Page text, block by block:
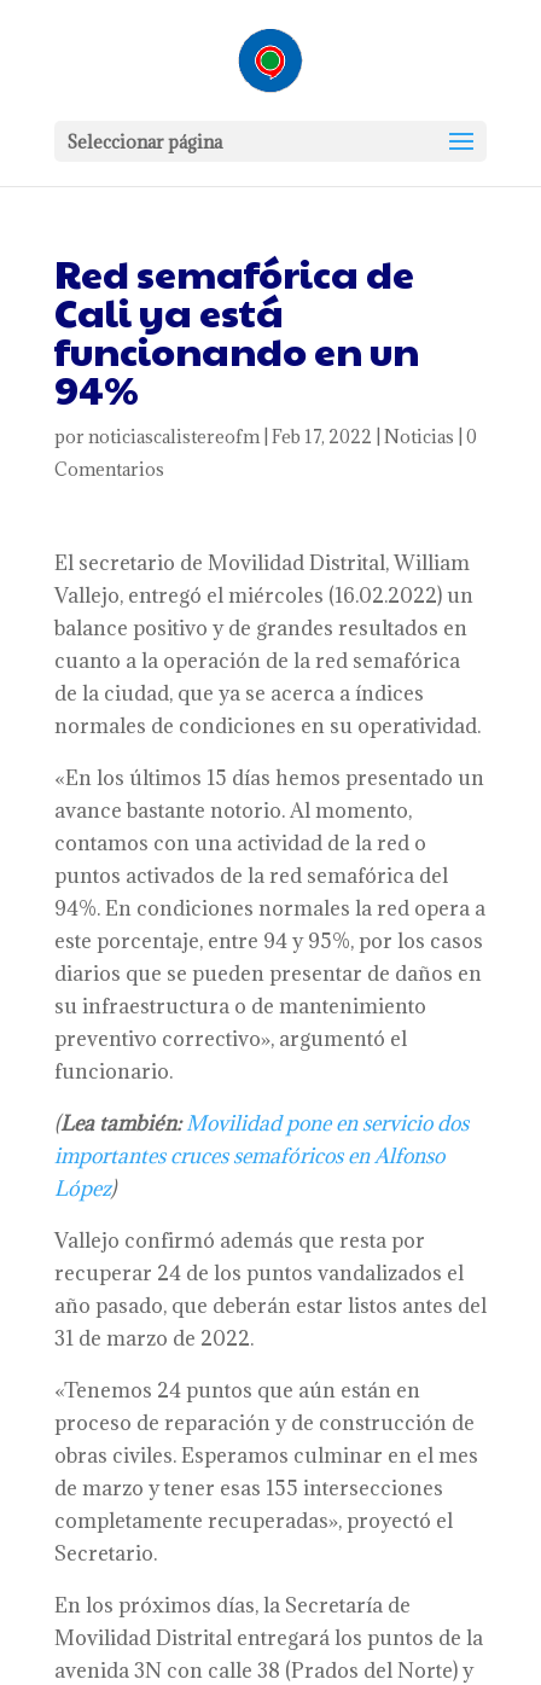
Seleccionar página
Red semafórica de
Cali ya está
funcionando en un
94%
por noticiascalistereofm| Feb 17, 2022 Noticias 0
Comentarios
El secretario de Movilidad Distrital, William
Vallejo, entregó el miércoles (16.02.2022) un
balance positivo y de grandes resultados en
cuanto a la operación de la red semafórica
de la ciudad, que ya se acerca a índices
normales de condiciones en su operatividad.
«En los últimos 15 días hemos presentado un
avance bastante notorio. Al momento,
contamos con una actividad de la red o
puntos activados de la red semafórica del
94%. En condiciones normales la red opera a
este porcentaje, entre 94 y 95%, por los casos
diarios que se pueden presentar de daños en
su infraestructura o de mantenimiento
preventivo correctivo», argumentó el
funcionario.
(Lea también:Movilidad pone en servicio dos
importantes cruces semafóricos en Alfonso
López)
Vallejo confirmó además que resta por
recuperar 24 de los puntos vandalizados el
año pasado, que deberán estar listos antes del
31 de marzo de 2022.
«Tenemos 24 puntos que aún están en
proceso de reparación y de construcción de
obras civiles. Esperamos culminar en el mes
de marzo y tener esas 155 intersecciones
completamente recuperadas», proyectó el
Secretario.
En los próximos días, la Secretaría de
Movilidad Distrital entregará los puntos de la
avenida 3N con calle 38 (Prados del Norte) y